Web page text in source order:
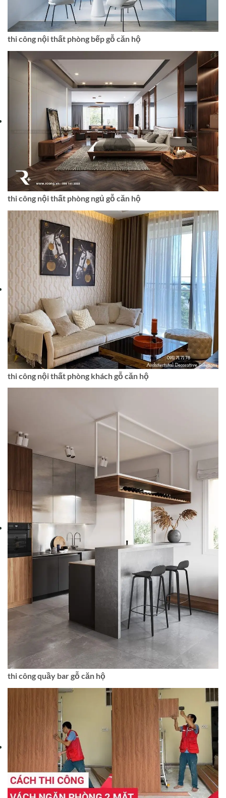
thi công nội thất phòng bếp gỗ căn hộ
thi công nội thất phòng ngủ gỗ căn hộ
thi công nội thất phòng khách gỗ căn hộ
thi công quầy bar gỗ căn hộ